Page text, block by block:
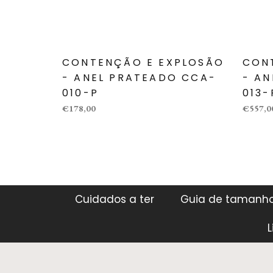
CONTENÇÃO E EXPLOSÃO
- ANEL PRATEADO CCA-
010-P
€178,00
-
013-
Cuidados a ter
Guia de